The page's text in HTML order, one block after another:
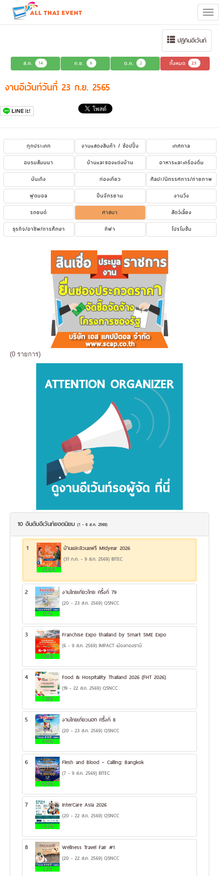
ปฏิทินอีเว้นท์
ส.ค. 14 ก.ย. 6 ต.ค. 2 ทั้งหมด 23
งานอีเว้นท์วันที่ 23 ก.ย. 2565
ทุกประเภท งานแสดงสินค้า / ช้อปปิ้ง
เทศกาล
อบรมสัมมนา
บ้านและของแต่งบ้าน
อาหารและเครื่องดื่ม
บันเทิง
ท่องเที่ยว
ศิลปะ/นิทรรศการ/ถ่ายภาพ
ฟุตบอล
ปั่นจักรยาน
งานวิ่ง
รถยนต์
ศาสนา
สัตว์เลี้ยง
ธุรกิจ/อาชีพ/การศึกษา
กีฬา โปรโมชั่น
(0 รายการ)
10 อันดับอีเว้นท์ยอดนิยม (1 - 6 ส.ค. 2569)
1
24.16%
บ้านและสวนแฟร์ Midyear 2026
(31 ก.ค. - 9 ส.ค. 2569) BITEC
2
15.1%
งานไทยเที่ยวไทย ครั้งที่ 79
(20 - 23 ส.ค. 2569) QSNCC
3
11.98%
Franchise Expo thailand by Smart SME Expo
(6 - 9 ส.ค. 2569) IMPACT เมืองทองธานี
4
7.18%
Food & Hospitality Thailand 2026 (FHT 2026)
(19 - 22 ส.ค. 2569) QSNCC
5
4.19%
งานไทยเที่ยวนอก ครั้งที่ 8
(20 - 23 ส.ค. 2569) QSNCC
6
4.08%
Flesh and Blood – Calling: Bangkok
(7 - 9 ส.ค. 2569) BITEC
7
3.53%
InterCare Asia 2026
(20 - 22 ส.ค. 2569) QSNCC
8
3.3%
Wellness Travel Fair #1
(20 - 22 ส.ค. 2569) QSNCC